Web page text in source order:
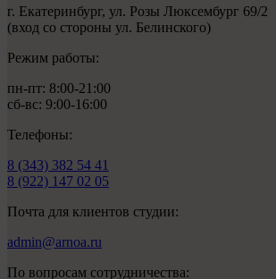
г. Екатеринбург, ул. Розы Люксембург 69/2
(вход со стороны ул. Белинского)
Режим работы:
пн-пт: 8:00-21:00
сб-вс: 9:00-16:00
Телефоны:
8 (343) 382 54 41
8 (922) 147 02 05
Почта для клиентов студии:
admin@arnoa.ru
По вопросам сотрудничества: